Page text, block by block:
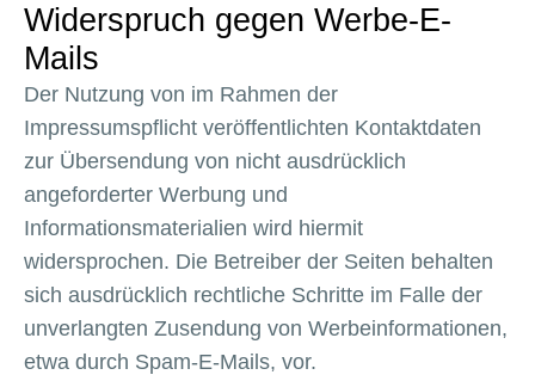
Widerspruch gegen Werbe-E-
Mails
Der Nutzung von im Rahmen der
Impressumspflicht veröffentlichten Kontaktdaten
zur Übersendung von nicht ausdrücklich
angeforderter Werbung und
Informationsmaterialien wird hiermit
widersprochen. Die Betreiber der Seiten behalten
sich ausdrücklich rechtliche Schritte im Falle der
unverlangten Zusendung von Werbeinformationen,
etwa durch Spam-E-Mails, vor.